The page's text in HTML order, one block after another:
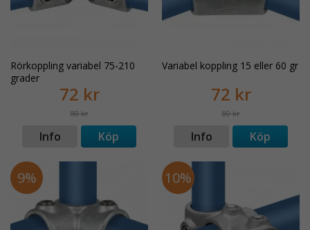
Rörkoppling variabel 75-210
grader
72 kr
80 kr
Info Köp
Variabel koppling 15 eller 60 gr
72 kr
80 kr
Info Köp
9% 10%